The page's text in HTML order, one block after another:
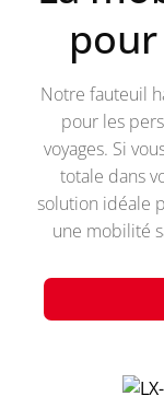
Notre fauteuil
pour les
voyages. Si
totale dans
solution idéale
une mobilité